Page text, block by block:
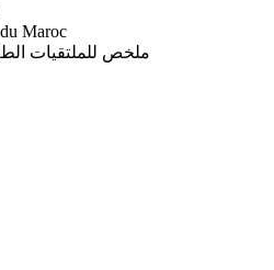
Maroc
ملخص للملتقيات